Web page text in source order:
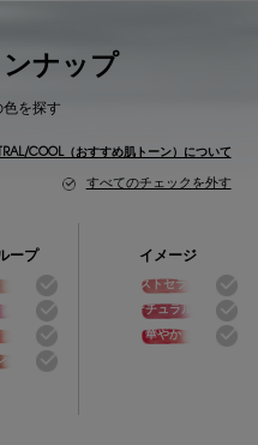
ナップ
色を探す
COOL（おすすめ肌トーン）について
すべてのチェックを外す
ープ イメージ
ベストセラー
ナチュラル
華やか